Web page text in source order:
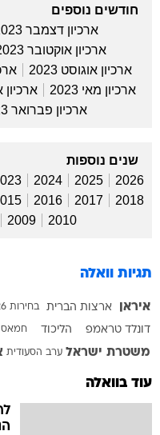
חודשים נוספים
ארכיון דצמבר 2023
ארכיון אוקטובר 2023
ארכיון אוגוסט 2023
ארכיון מאי 2023
ארכיון
ארכיון פברואר 2023
שנים נוספות
2026
2025
2024
2018
2017
2016
2010
2009
תגיות וואלה
איראן ארצות הברית בחירות 2026
דונלד טראמפ הליכוד חמאס
משטרת ישראל ערב הסעודית
עוד בוואלה